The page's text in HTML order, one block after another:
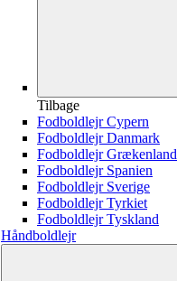
Tilbage
Fodboldlejr Cypern
Fodboldlejr Danmark
Fodboldlejr Grækenland
Fodboldlejr Spanien
Fodboldlejr Sverige
Fodboldlejr Tyrkiet
Fodboldlejr Tyskland
Håndboldlejr